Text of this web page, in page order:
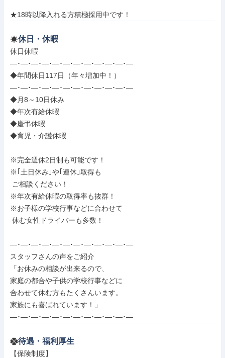
★18時以降入れる方積極採用中です！
休日・休暇
休日休暇
―･―･―･―･―･―･―･―･―･―･―･―
◆年間休日117日（年々増加中！）
―･―･―･―･―･―･―･―･―･―･―･―
◆月8～10日休み
◆年次有給休暇
◆慶弔休暇
◆育児・介護休暇
※完全週休2日制も可能です！
※｢土日休み｣や｢連休｣取得も
※年次有給休暇の取得率も抜群！
※お子様の学校行事などに合わせて
―･―･―･―･―･―･―･―･―･―･―･―
スタッフさんの声をご紹介
「お休みの相談が出来るので、
家庭の都合や子供の学校行事などに
合わせて休む方もたくさんいます。
家族にも喜ばれています！」
―･―･―･―･―･―･―･―･―･―･―･―
待遇・福利厚生
【保険制度】